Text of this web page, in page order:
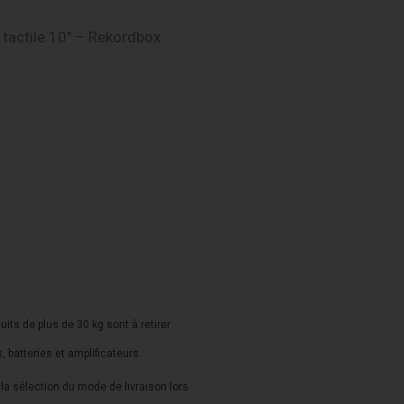
10″ – Rekordbox
de plus de 30 kg sont à retirer
batteries et amplificateurs.
sélection du mode de livraison lors